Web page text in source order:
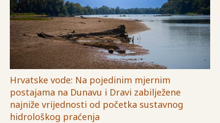
Hrvatske vode: Na pojedinim mjernim
postajama na Dunavu i Dravi zabilježene
najniže vrijednosti od početka sustavnog
hidrološkog praćenja